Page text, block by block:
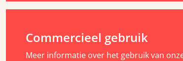
Commercieel gebruik
Meer informatie over het gebruik van